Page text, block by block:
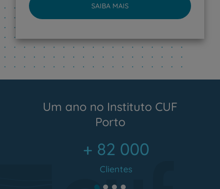
SAIBA MAIS
Um ano no Instituto CUF
Porto
+ 82 000
Clientes